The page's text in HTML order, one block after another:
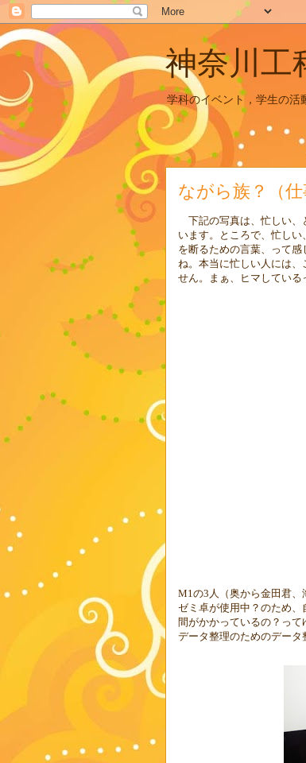
神奈川工
学科のイベント，学生の活
ながら族？（仕
下記の写真は、忙しい、
います。ところで、忙し
を断るための言葉、って
ね。本当に忙しい人には
せん。まぁ、ヒマしている
M1の3 人（奥から金田君、
ゼミ卓が使用中？のため
間がかかっているの？って
データ整理のためのデータ